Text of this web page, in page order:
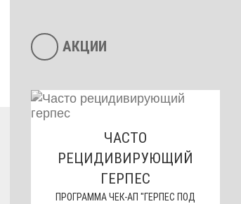
АКЦИИ
ЧАСТО
РЕЦИДИВИРУЮЩИЙ
ГЕРПЕС
ПРОГРАММА ЧЕК-АП "ГЕРПЕС ПОД